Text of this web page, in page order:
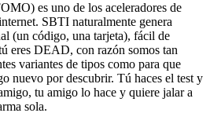
es uno de los aceleradores de
SBTI naturalmente genera
(un código, una tarjeta), fácil de
eres DEAD, con razón somos tan
variantes de tipos como para que
nuevo por descubrir. Tú haces el test y
tu amigo lo hace y quiere jalar a
sola.